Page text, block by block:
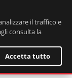
il traffico e
consulta la
Accetta tutto